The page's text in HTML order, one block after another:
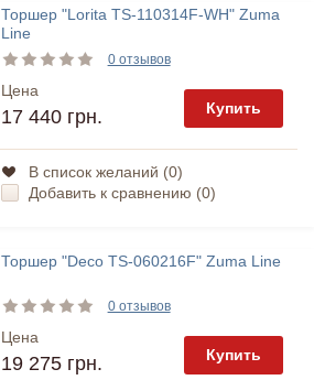
Торшер "Lorita TS-110314F-WH" Zuma
Line
0 отзывов
Цена
17 440 грн. Купить
В список желаний (0)
Добавить к сравнению (0)
Торшер "Deco TS-060216F" Zuma Line
0 отзывов
Цена
19 275 грн. Купить